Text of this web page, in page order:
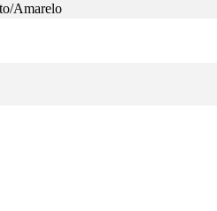
Amarelo